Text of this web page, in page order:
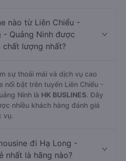
nào từ Liên Chiểu -
Quảng Ninh được
lượng nhất?
sự thoải mái và dịch vụ cao
nổi bật trên tuyến Liên Chiểu -
Ninh là HK BUSLINES. Đây
nhiều khách hàng đánh giá
vụ.
đi Hạ Long -
nhất là hãng nào?